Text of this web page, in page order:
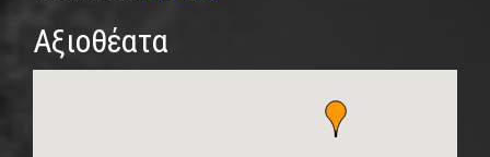
Αξιοθέατα